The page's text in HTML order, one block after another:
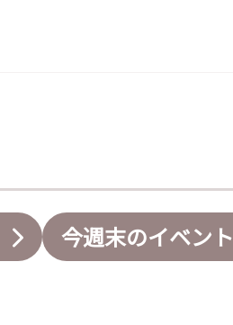
今週末のイベント